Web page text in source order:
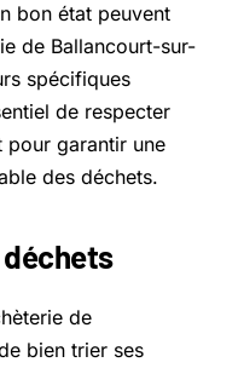
bon état peuvent
de Ballancourt-sur-
spécifiques
de respecter
pour garantir une
des déchets.
de
bien trier ses